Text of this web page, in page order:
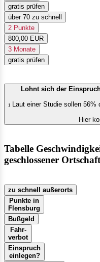
gratis prüfen
über 70 zu schnell
2 Punkte
800,00 EUR
3 Monate
gratis prüfen
Lohnt sich der
1
Laut einer Studie sollen 56%
Hier
Tabelle
geschlossener
zu schnell außerorts
Punkte in
Flensburg
Bußgeld
Fahr-
verbot
Einspruch
einlegen?